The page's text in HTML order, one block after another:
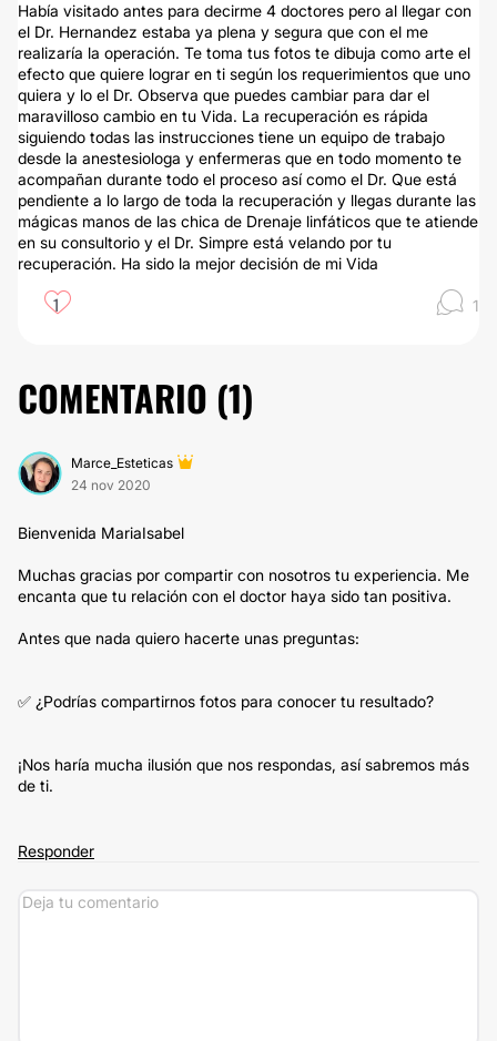
Había visitado antes para decirme 4 doctores pero al llegar con
el Dr. Hernandez estaba ya plena y segura que con el me
realizaría la operación. Te toma tus fotos te dibuja como arte el
efecto que quiere lograr en ti según los requerimientos que uno
quiera y lo el Dr. Observa que puedes cambiar para dar el
maravilloso cambio en tu Vida. La recuperación es rápida
siguiendo todas las instrucciones tiene un equipo de trabajo
desde la anestesiologa y enfermeras que en todo momento te
acompañan durante todo el proceso así como el Dr. Que está
pendiente a lo largo de toda la recuperación y llegas durante las
mágicas manos de las chica de Drenaje linfáticos que te atiende
en su consultorio y el Dr. Simpre está velando por tu
recuperación. Ha sido la mejor decisión de mi Vida
1 1
COMENTARIO (1)
Marce_Esteticas
24 nov 2020
Bienvenida MariaIsabel
Muchas gracias por compartir con nosotros tu experiencia. Me
encanta que tu relación con el doctor haya sido tan positiva.
Antes que nada quiero hacerte unas preguntas:
✅ ¿Podrías compartirnos fotos para conocer tu resultado?
¡Nos haría mucha ilusión que nos respondas, así sabremos más
de ti.
Responder